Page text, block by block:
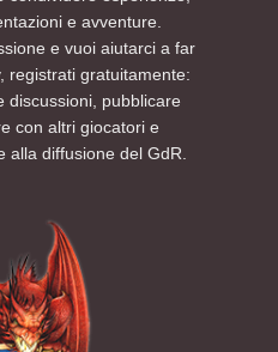
e avventure.
e vuoi aiutarci a far
registrati gratuitamente:
discussioni, pubblicare
con altri giocatori e
alla diffusione del GdR.